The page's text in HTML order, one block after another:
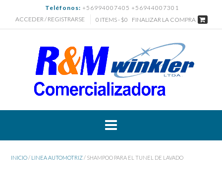
contenido
Teléfonos: +56994007405 +56944007301
ACCEDER / REGISTRARSE
0 ITEMS - $0 FINALIZAR LA COMPRA
INICIO/ LINEA AUTOMOTRIZ/ SHAMPOO PARA EL TUNEL DE LAVADO